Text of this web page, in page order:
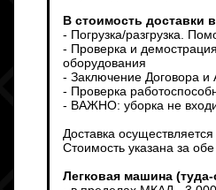
В стоимость доставки
- Погрузка/разгрузка.
- Проверка и
оборудования
- Заключение Договора и
- Проверка
- ВАЖНО: уборка не
Доставка
Стоимость указана за
Легковая машина